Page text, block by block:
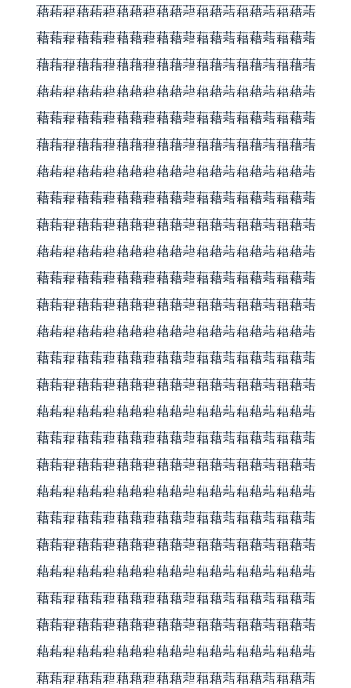
藉藉藉藉藉藉藉藉藉藉藉藉藉藉藉藉藉藉藉藉藉
藉藉藉藉藉藉藉藉藉藉藉藉藉藉藉藉藉藉藉藉藉
藉藉藉藉藉藉藉藉藉藉藉藉藉藉藉藉藉藉藉藉藉
藉藉藉藉藉藉藉藉藉藉藉藉藉藉藉藉藉藉藉藉藉
藉藉藉藉藉藉藉藉藉藉藉藉藉藉藉藉藉藉藉藉藉
藉藉藉藉藉藉藉藉藉藉藉藉藉藉藉藉藉藉藉藉藉
藉藉藉藉藉藉藉藉藉藉藉藉藉藉藉藉藉藉藉藉藉
藉藉藉藉藉藉藉藉藉藉藉藉藉藉藉藉藉藉藉藉藉
藉藉藉藉藉藉藉藉藉藉藉藉藉藉藉藉藉藉藉藉藉
藉藉藉藉藉藉藉藉藉藉藉藉藉藉藉藉藉藉藉藉藉
藉藉藉藉藉藉藉藉藉藉藉藉藉藉藉藉藉藉藉藉藉
藉藉藉藉藉藉藉藉藉藉藉藉藉藉藉藉藉藉藉藉藉
藉藉藉藉藉藉藉藉藉藉藉藉藉藉藉藉藉藉藉藉藉
藉藉藉藉藉藉藉藉藉藉藉藉藉藉藉藉藉藉藉藉藉
藉藉藉藉藉藉藉藉藉藉藉藉藉藉藉藉藉藉藉藉藉
藉藉藉藉藉藉藉藉藉藉藉藉藉藉藉藉藉藉藉藉藉
藉藉藉藉藉藉藉藉藉藉藉藉藉藉藉藉藉藉藉藉藉
藉藉藉藉藉藉藉藉藉藉藉藉藉藉藉藉藉藉藉藉藉
藉藉藉藉藉藉藉藉藉藉藉藉藉藉藉藉藉藉藉藉藉
藉藉藉藉藉藉藉藉藉藉藉藉藉藉藉藉藉藉藉藉藉
藉藉藉藉藉藉藉藉藉藉藉藉藉藉藉藉藉藉藉藉藉
藉藉藉藉藉藉藉藉藉藉藉藉藉藉藉藉藉藉藉藉藉
藉藉藉藉藉藉藉藉藉藉藉藉藉藉藉藉藉藉藉藉藉
藉藉藉藉藉藉藉藉藉藉藉藉藉藉藉藉藉藉藉藉藉
藉藉藉藉藉藉藉藉藉藉藉藉藉藉藉藉藉藉藉藉藉
藉藉藉藉藉藉藉藉藉藉藉藉藉藉藉藉藉藉藉藉藉